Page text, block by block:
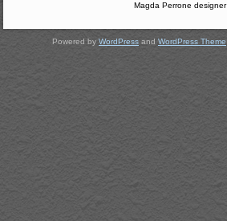
Magda Perrone designer
Powered by WordPress and WordPress Theme